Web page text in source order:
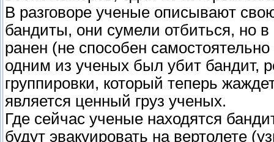
В разговоре ученые описывают
бандиты, они сумели отбиться, но
ранен (не способен
одним из ученых был убит бандит,
группировки, который теперь
является ценный груз ученых.
Где сейчас ученые находятся
будут эвакуировать на вертолете